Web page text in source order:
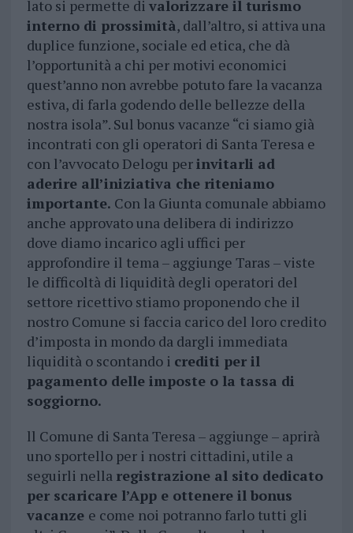
lato si permette di valorizzare il turismo
interno di prossimità, dall’altro, si attiva una
duplice funzione, sociale ed etica, che dà
l’opportunità a chi per motivi economici
quest’anno non avrebbe potuto fare la vacanza
estiva, di farla godendo delle bellezze della
nostra isola”. Sul bonus vacanze “ci siamo già
incontrati con gli operatori di Santa Teresa e
con l’avvocato Delogu perinvitarli ad
aderire all’iniziativa che riteniamo
importante. Con la Giunta comunale abbiamo
anche approvato una delibera di indirizzo
dove diamo incarico agli uffici per
approfondire il tema – aggiunge Taras – viste
le difficoltà di liquidità degli operatori del
settore ricettivo stiamo proponendo che il
nostro Comune si faccia carico del loro credito
d’imposta in mondo da dargli immediata
liquidità o scontando i crediti per il
pagamento delle imposte o la tassa di
soggiorno.
ll Comune di Santa Teresa – aggiunge – aprirà
uno sportello per i nostri cittadini, utile a
seguirli nella registrazione al sito dedicato
per scaricare l’App e ottenere il bonus
vacanze e come noi potranno farlo tutti gli